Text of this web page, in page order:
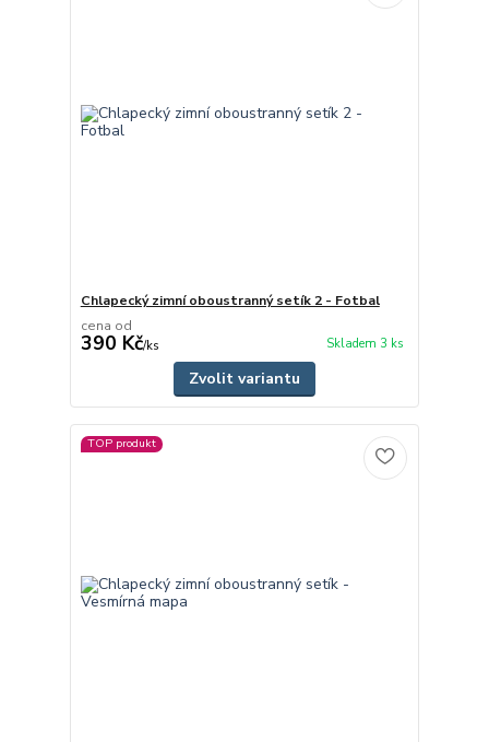
Chlapecký zimní oboustranný setík 2 - Fotbal
cena od
390 Kč/ks Skladem 3 ks
Zvolit variantu
TOP produkt